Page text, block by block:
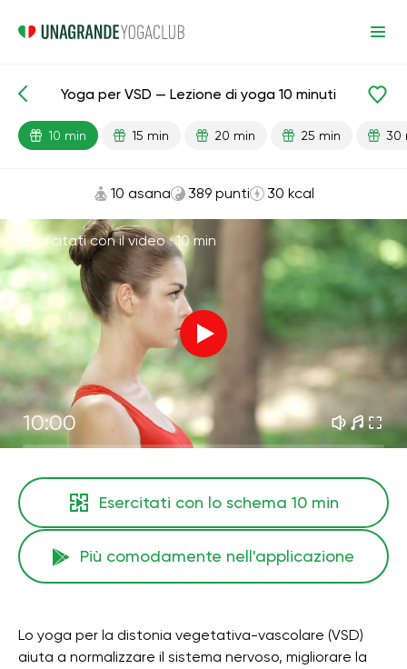
Lezioni pronte Antistress Cardio
Yoga per VSD — Lezione di yoga 10 minuti
10 min 15 min 20 min 25 min 30
10 asana 389 punti 30 kcal
Esercitati con il video ·10 min
10:00
Esercitati con lo schema 10 min
Più comodamente nell'applicazione
Lo yoga per la distonia vegetativa-vascolare (VSD)
aiuta a normalizzare il sistema nervoso, migliorare la